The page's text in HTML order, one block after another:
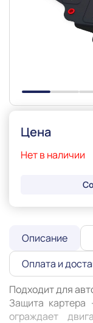
Цена
Нет в наличии
Описание
Оплата и
Подходит для
Защита картера
ограждает